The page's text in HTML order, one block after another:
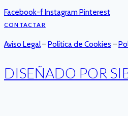
Facebook-fInstagramPinterest
CONTACTAR
Aviso Legal–Política de Cookies –
DISEÑADO POR